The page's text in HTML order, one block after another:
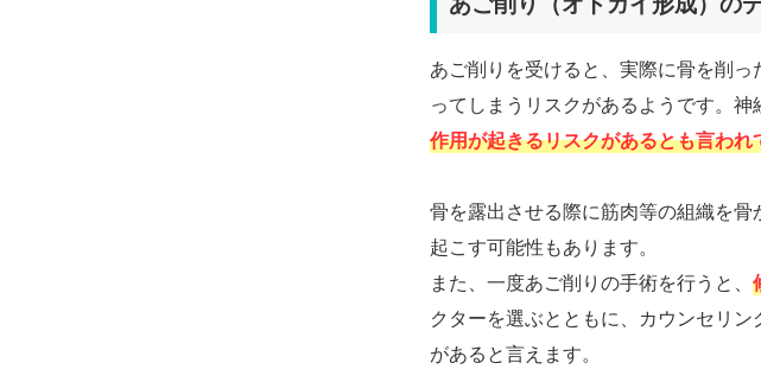
あご削りを受けると、実際に骨を削
ってしまうリスクがあるようです。神
作用が起きるリスクがあるとも言われ
骨を露出させる際に筋肉等の組織を
起こす可能性もあります。
また、一度あご削りの手術を行うと、
クターを選ぶとともに、カウンセリ
があると言えます。